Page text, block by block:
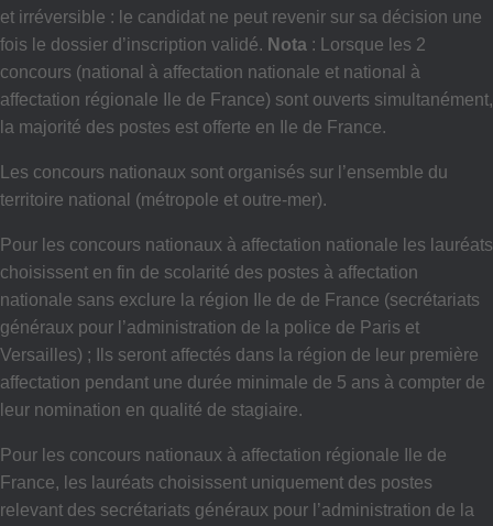
et irréversible : le candidat ne peut revenir sur sa décision une
fois le dossier d’inscription validé. Nota : Lorsque les 2
concours (national à affectation nationale et national à
affectation régionale Ile de France) sont ouverts simultanément,
la majorité des postes est offerte en Ile de France.
Les concours nationaux sont organisés sur l’ensemble du
territoire national (métropole et outre-mer).
Pour les concours nationaux à affectation nationale les lauréats
choisissent en fin de scolarité des postes à affectation
nationale sans exclure la région Ile de de France (secrétariats
généraux pour l’administration de la police de Paris et
Versailles) ; Ils seront affectés dans la région de leur première
affectation pendant une durée minimale de 5 ans à compter de
leur nomination en qualité de stagiaire.
Pour les concours nationaux à affectation régionale Ile de
France, les lauréats choisissent uniquement des postes
relevant des secrétariats généraux pour l’administration de la